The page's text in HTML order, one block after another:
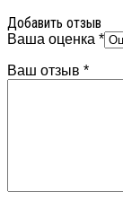
Добавить отзыв
Ваша оценка *
Ваш отзыв *